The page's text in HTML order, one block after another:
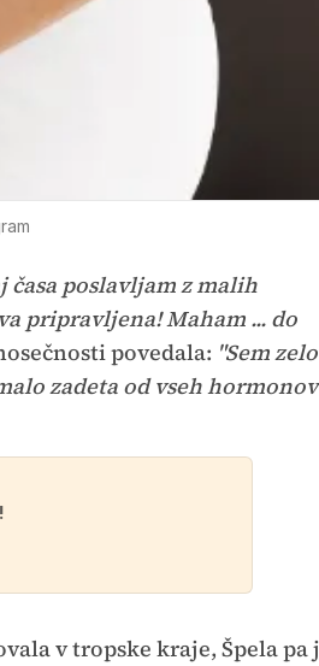
časa poslavljam z malih
pripravljena! Maham ... do
povedala: "Sem zelo
zadeta od vseh hormonov
v tropske kraje, Špela pa